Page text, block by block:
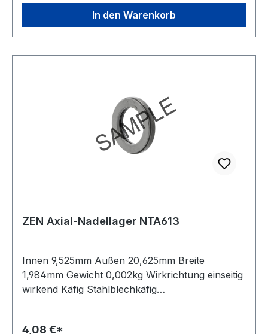
In den Warenkorb
ZEN Axial-Nadellager NTA613
Innen 9,525mm Außen 20,625mm Breite
1,984mm Gewicht 0,002kg Wirkrichtung einseitig
wirkend Käfig Stahlblechkäfig
4,08 €*